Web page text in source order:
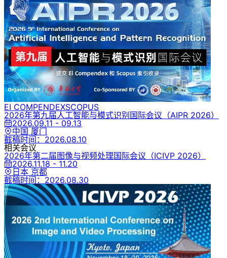
EI COMPENDEXSCOPUS
2026年第九届人工智能与模式识别国际会议 （AIPR 2026）
2026.09.11 - 09.13
中国 厦门
截稿时间： 2026.08.10
相关会议
2026年第二届图像与视频处理国际会议 （ICIVP 2026）
2026.11.18 - 11.20
日本 京都
截稿时间： 2026.08.30